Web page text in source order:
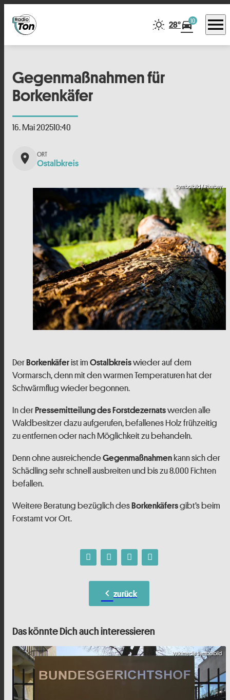
28°directions_car10 menu
Gegenmaßnahmen für
Borkenkäfer
16. Mai 202510:40
place Ostalbkreis
Symbolbild / Pixabay
DerBorkenkäferist im Ostalbkreiswieder auf dem
Vormarsch, denn mit den warmen Temperaturen hat der
Schwärmflug wieder begonnen.
In derPressemitteilung des Forstdezernatswerden alle
Waldbesitzer dazu aufgerufen, befallenes Holz frühzeitig
zu entfernen oder nach Möglichkeit zu behandeln.
Denn ohne ausreichendeGegenmaßnahmenkann sich der
Schädling sehr schnell ausbreiten und bis zu 8.000 Fichten
befallen.
Weitere Beratung bezüglich desBorkenkäfersgibt’s beim
Forstamt vor Ort.
chevron_left zurück
Das könnte Dich auch interessieren
Wikimedia Symbolbild